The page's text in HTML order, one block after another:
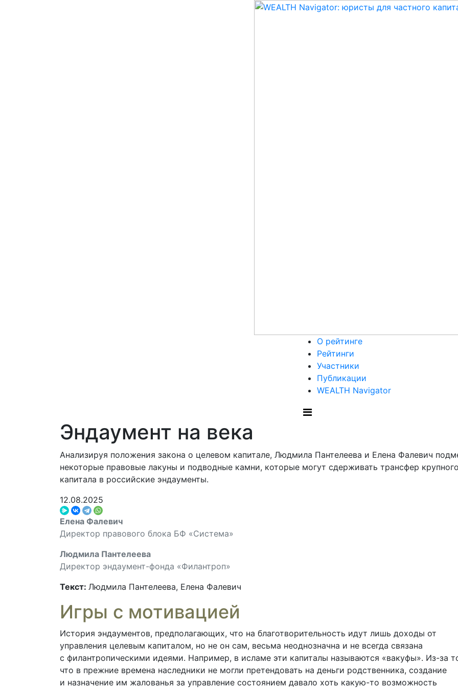
О рейтинге
Рейтинги
Участники
Публикации
WEALTH Navigator
Эндаумент на века
Анализируя положения закона о целевом капитале, Людмила Пантелеева и Елена Фалевич
некоторые правовые лакуны и подводные камни, которые могут сдерживать трансфер крупного
капитала в российские эндаументы.
12.08.2025
Елена Фалевич
Директор правового блока БФ «Система»
Людмила Пантелеева
Директор эндаумент-фонда «Филантроп»
Текст: Людмила Пантелеева, Елена Фалевич
Игры с мотивацией
История эндаументов, предполагающих, что на благотворительность идут лишь доходы от
управления целевым капиталом, но не он сам, весьма неоднозначна и не всегда связана
с филантропическими идеями. Например, в исламе эти капиталы называются «вакуфы». Из-за
что в прежние времена наследники не могли претендовать на деньги родственника, создание
и назначение им жалованья за управление состоянием давало хоть какую-то возможность